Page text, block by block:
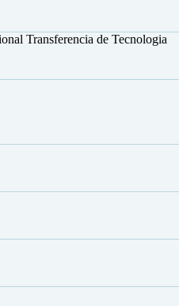
Transferencia de Tecnologia